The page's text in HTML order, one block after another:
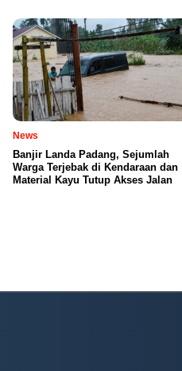
News
Banjir Landa Padang, Sejumlah
Warga Terjebak di Kendaraan dan
Material Kayu Tutup Akses Jalan